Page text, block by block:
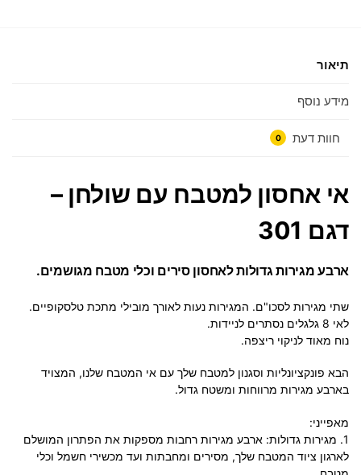
תיאור
מידע נוסף
חוות דעת 0
אי אחסון למטבח עם שולחן –
דגם 301
ארבע מגירות גדולות לאחסון סירים וכלי מטבח מגושמים.
שתי מגירות לסכו"ם. המגירות נעות לאורך מובילי מתכת טלסקופיים.
לאי 8 גלגלים נסתרים לניידות.
נוח מאוד לניקוי ריצפה.
הבא פונקציונליות וסגנון למטבח שלך עם אי המטבח שלנו, המצויד
בארבע מגירות מרווחות ומשטח גדול.
מאפייני:
1. מגירות גדולות: ארבע מגירות רחבות מספקות את הפתרון המושלם
לארגון ציוד המטבח שלך, מסירים ומחבתות ועד מכשירי חשמל וכלי